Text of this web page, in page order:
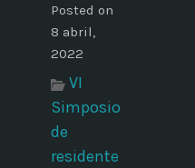
Posted on
8 abril,
2022
VI
Simposio
de
residente